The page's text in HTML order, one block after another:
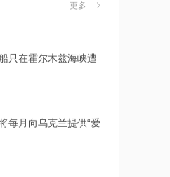
更多
只在霍尔木兹海峡遭
每月向乌克兰提供“爱